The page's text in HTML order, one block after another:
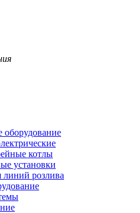
оборудование
котлы
установки
линий розлива